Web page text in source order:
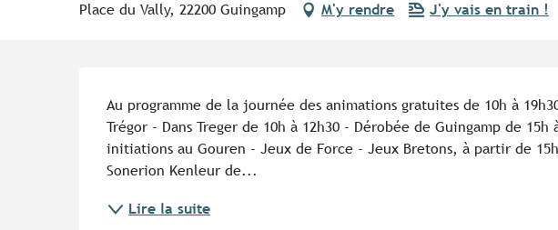
Place du Vally, 22200 Guingamp M'y rendre J'y vais en train !
Au programme de la journée des animations gratuites de 10h à
Trégor - Dans Treger de 10h à 12h30 - Dérobée de Guingamp de 15h
initiations au Gouren - Jeux de Force - Jeux Bretons, à partir de
Sonerion Kenleur de...
Lire la suite